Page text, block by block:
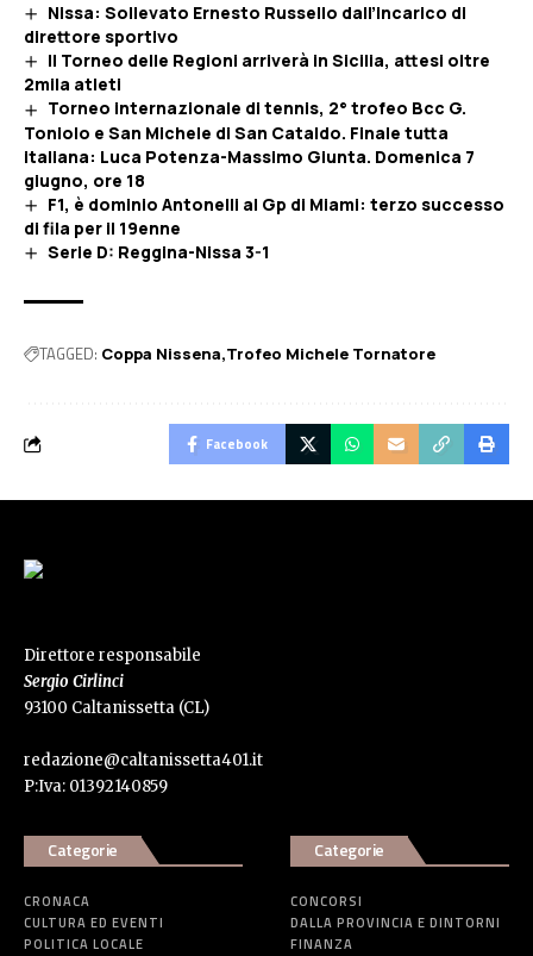
Nissa: Sollevato Ernesto Russello dall’incarico di
direttore sportivo
Il Torneo delle Regioni arriverà in Sicilia, attesi oltre
2mila atleti
Torneo internazionale di tennis, 2° trofeo Bcc G.
Toniolo e San Michele di San Cataldo. Finale tutta
italiana: Luca Potenza-Massimo Giunta. Domenica 7
giugno, ore 18
F1, è dominio Antonelli al Gp di Miami: terzo successo
di fila per il 19enne
Serie D: Reggina-Nissa 3-1
TAGGED: Coppa Nissena Trofeo Michele Tornatore
Facebook
Direttore responsabile
Sergio Cirlinci
93100 Caltanissetta (CL)
redazione@caltanissetta401.it
P:Iva: 01392140859
Categorie
CRONACA
CULTURA ED EVENTI
POLITICA LOCALE
Categorie
CONCORSI
DALLA PROVINCIA E DINTORNI
FINANZA